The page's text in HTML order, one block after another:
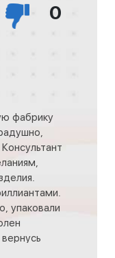
0
фабрику
упаковали